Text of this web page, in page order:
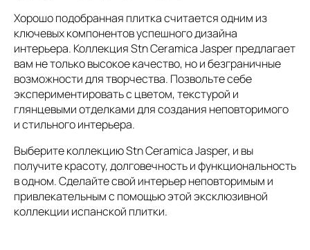
Хорошо подобранная плитка считается одним из
ключевых компонентов успешного дизайна
интерьера. Коллекция Stn Ceramica Jasper предлагает
вам не только высокое качество, но и безграничные
возможности для творчества. Позвольте себе
экспериментировать с цветом, текстурой и
глянцевыми отделками для создания неповторимого
и стильного интерьера.
Выберите коллекцию Stn Ceramica Jasper, и вы
получите красоту, долговечность и функциональность
в одном. Сделайте свой интерьер неповторимым и
привлекательным с помощью этой эксклюзивной
коллекции испанской плитки.